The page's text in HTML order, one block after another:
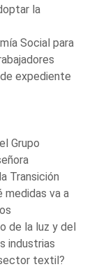
la
Social para
expediente
Grupo
Transición
medidas va a
de la luz y del
industrias
textil?